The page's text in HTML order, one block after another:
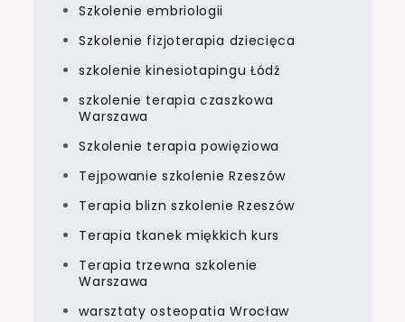
Szkolenie embriologii
Szkolenie fizjoterapia dziecięca
szkolenie kinesiotapingu Łódź
szkolenie terapia czaszkowa
Warszawa
Szkolenie terapia powięziowa
Tejpowanie szkolenie Rzeszów
Terapia blizn szkolenie Rzeszów
Terapia tkanek miękkich kurs
Terapia trzewna szkolenie
Warszawa
warsztaty osteopatia Wrocław